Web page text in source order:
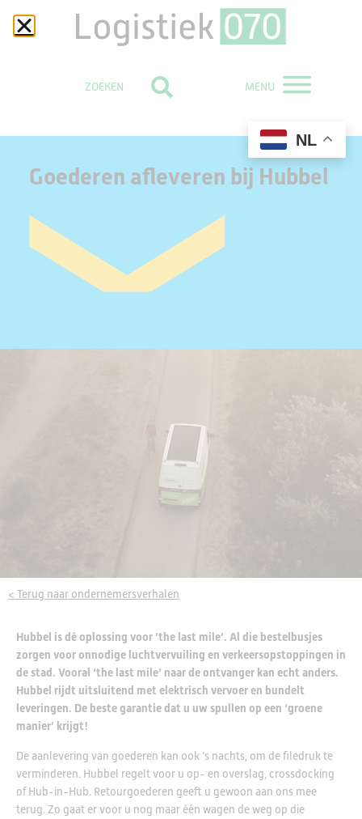
MENU
Goederen afleveren bij Hubbel
< Terug naar ondernemersverhalen
Hubbel is dé oplossing voor ’the last mile’. Al die bestelbusjes
zorgen voor onnodige luchtvervuiling en verkeersopstoppingen in
de stad. Vooral ‘the last mile’ naar de ontvanger kan echt anders.
Hubbel rijdt uitsluitend met elektrisch vervoer en bundelt
leveringen. De beste garantie dat u uw spullen op een ‘groene
manier’ krijgt!
De aanlevering van goederen kan ook ’s nachts, om de filedruk te
verminderen. Hubbel regelt voor u op- en overslag, crossdocking
of Hub-in-Hub. Retourgoederen geeft u gewoon aan ons mee
terug. Zo gaat er voor u nog maar één wagen de weg op die
NL